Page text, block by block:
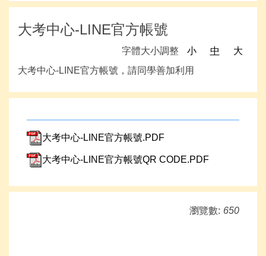
學校組織
高中升學資訊
大考中心-LINE官方帳號
字體大小調整 小 中
大
大考中心-LINE官方帳號，請同學善加利用
大考中心-LINE官方帳號.PDF
大考中心-LINE官方帳號QR CODE.PDF
瀏覽數: 650